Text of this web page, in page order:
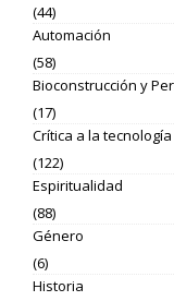
(44)
Automación
(58)
Bioconstrucción y
(17)
Crítica a la tecnología
(122)
Espiritualidad
(88)
Género
(6)
Historia